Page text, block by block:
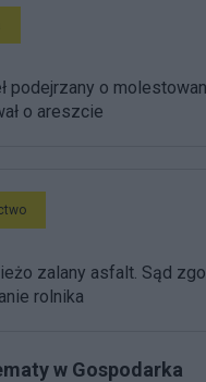
podejrzany o
o areszcie
zalany asfalt. Sąd
rolnika
w Gospodarka